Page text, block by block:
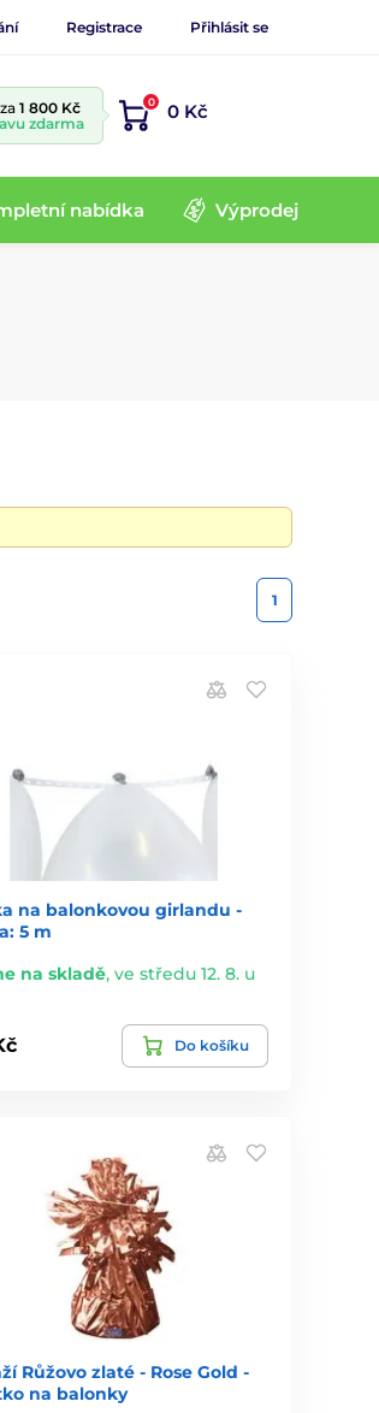
Registrace Přihlásit se
1 800 Kč
zdarma
0 0 Kč
nabídka Výprodej
1
na balonkovou girlandu -
5 m
na skladě,ve středu 12. 8. u
Do košíku
Růžovo zlaté - Rose Gold -
na balonky